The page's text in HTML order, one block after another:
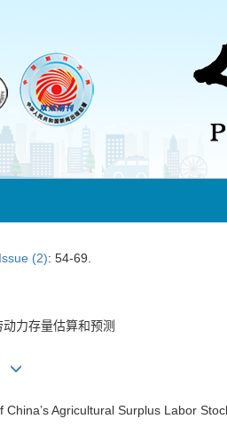
Issue (2): 54-69.
动力存量估算和预测
China’s Agricultural Surplus Labor